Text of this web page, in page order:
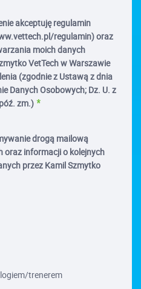
akceptuję regulamin
regulamin) oraz
moich danych
VetTech w Warszawie
(zgodnie z Ustawą z dnia
Danych Osobowych; Dz. U. z
zm.)
drogą mailową
oraz informacji o kolejnych
przez Kamil Szmytko
trenerem